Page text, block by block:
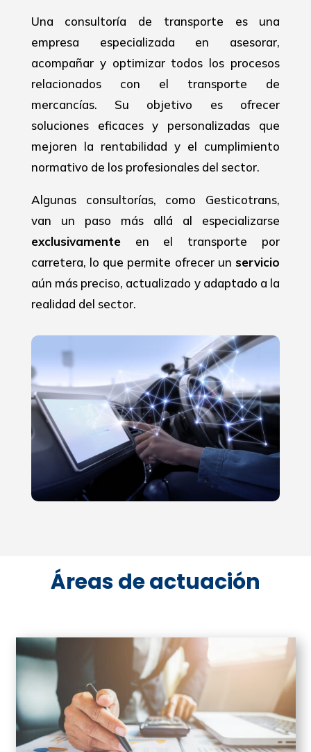
Una consultoría de transporte es una
empresa especializada en asesorar,
acompañar y optimizar todos los procesos
relacionados con el transporte de
mercancías. Su objetivo es ofrecer
soluciones eficaces y personalizadas que
mejoren la rentabilidad y el cumplimiento
normativo de los profesionales del sector.
Algunas consultorías, como Gesticotrans,
van un paso más allá al especializarse
exclusivamenteen el transporte por
carretera, lo que permite ofrecer unservicio
aún más preciso, actualizado y adaptado a la
realidad del sector.
Áreas de actuación